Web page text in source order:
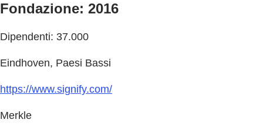
Fondazione: 2016
Dipendenti: 37.000
Eindhoven, Paesi Bassi
https://www.signify.com/
Merkle